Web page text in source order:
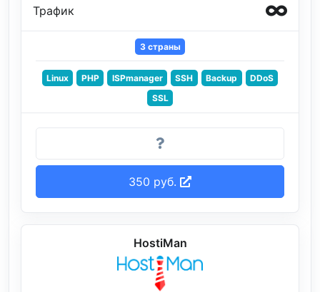
Трафик
3 страны
Linux PHP ISPmanager SSH Backup
DDoS
SSL
350 руб.
HostiMan